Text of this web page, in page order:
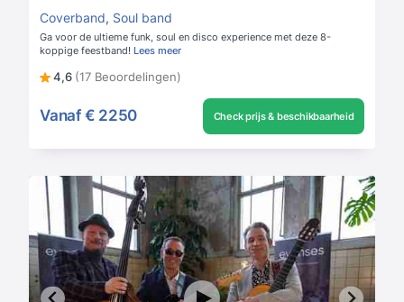
Coverband, Soul band
Ga voor de ultieme funk, soul en disco experience met deze 8-
koppige feestband! Lees meer
4,6 (17 Beoordelingen)
Vanaf € 2250 Check prijs & beschikbaarheid